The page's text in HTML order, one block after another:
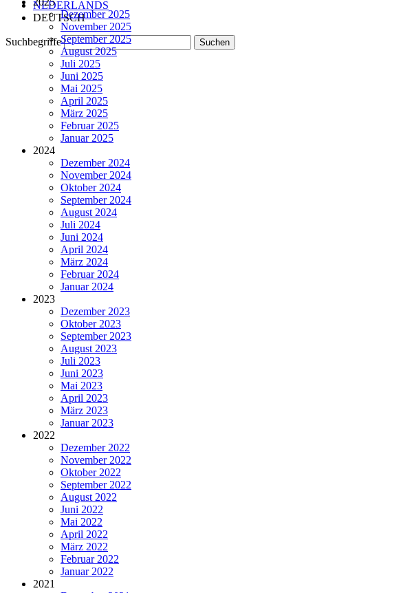
NEDERLANDS
DEUTSCH
Suchbegriffe
Dezember 2025
November 2025
September 2025
August 2025
Juli 2025
Juni 2025
Mai 2025
April 2025
März 2025
Februar 2025
Januar 2025
2024
Dezember 2024
November 2024
Oktober 2024
September 2024
August 2024
Juli 2024
Juni 2024
April 2024
März 2024
Februar 2024
Januar 2024
2023
Dezember 2023
Oktober 2023
September 2023
August 2023
Juli 2023
Juni 2023
Mai 2023
April 2023
März 2023
Januar 2023
2022
Dezember 2022
November 2022
Oktober 2022
September 2022
August 2022
Juni 2022
Mai 2022
April 2022
März 2022
Februar 2022
Januar 2022
2021